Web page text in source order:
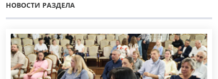
НОВОСТИ РАЗДЕЛА